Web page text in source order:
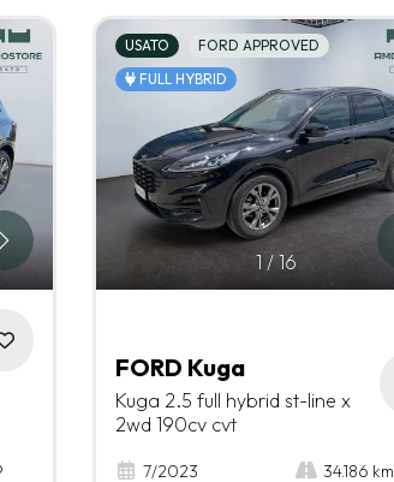
1 /16
USATO
FORD APPROVED
FULL HYBRID
FORD Kuga
Kuga 2.5 full hybrid st-line x
2wd 190cv cvt
7/2023 34.186 km